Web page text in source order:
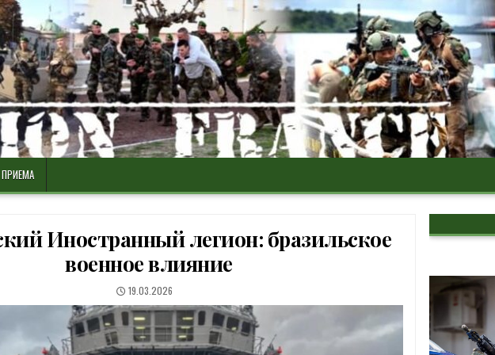
Иностранный легион: бразильское
военное влияние
PUBLISHED
DATE:
19.03.2026